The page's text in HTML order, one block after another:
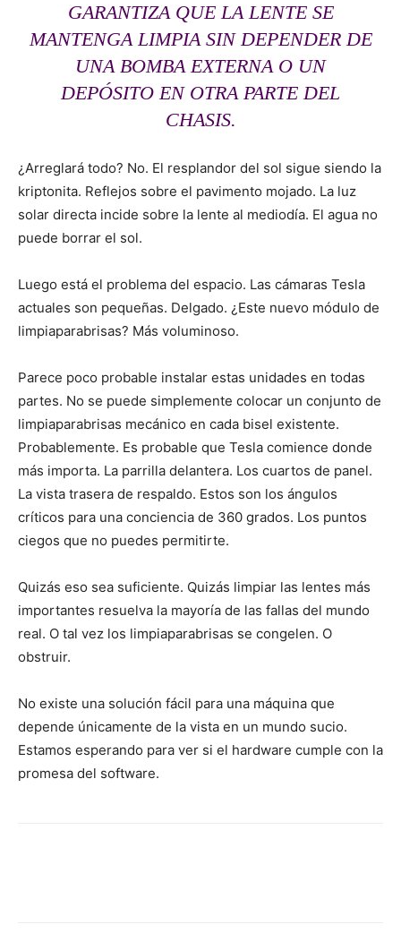
GARANTIZA QUE LA LENTE SE
MANTENGA LIMPIA SIN DEPENDER DE
UNA BOMBA EXTERNA O UN
DEPÓSITO EN OTRA PARTE DEL
CHASIS.
¿Arreglará todo? No. El resplandor del sol sigue siendo la
kriptonita. Reflejos sobre el pavimento mojado. La luz
solar directa incide sobre la lente al mediodía. El agua no
puede borrar el sol.
Luego está el problema del espacio. Las cámaras Tesla
actuales son pequeñas. Delgado. ¿Este nuevo módulo de
limpiaparabrisas? Más voluminoso.
Parece poco probable instalar estas unidades en todas
partes. No se puede simplemente colocar un conjunto de
limpiaparabrisas mecánico en cada bisel existente.
Probablemente. Es probable que Tesla comience donde
más importa. La parrilla delantera. Los cuartos de panel.
La vista trasera de respaldo. Estos son los ángulos
críticos para una conciencia de 360 ​​grados. Los puntos
ciegos que no puedes permitirte.
Quizás eso sea suficiente. Quizás limpiar las lentes más
importantes resuelva la mayoría de las fallas del mundo
real. O tal vez los limpiaparabrisas se congelen. O
obstruir.
No existe una solución fácil para una máquina que
depende únicamente de la vista en un mundo sucio.
Estamos esperando para ver si el hardware cumple con la
promesa del software.